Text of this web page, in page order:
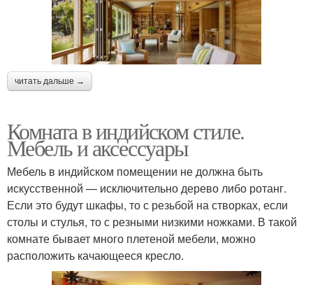
читать дальше →
Комната в индийском стиле.
Мебель и аксессуары
Мебель в индийском помещении не должна быть
искусственной — исключительно дерево либо ротанг.
Если это будут шкафы, то с резьбой на створках, если
столы и стулья, то с резными низкими ножками. В такой
комнате бывает много плетеной мебели, можно
расположить качающееся кресло.